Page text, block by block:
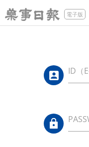
電子版
ID（